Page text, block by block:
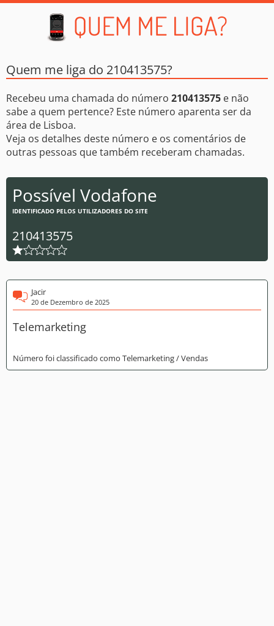
Quem me liga do 210413575?
Recebeu uma chamada do número 210413575 e não
sabe a quem pertence? Este número aparenta ser da
área de Lisboa.
Veja os detalhes deste número e os comentários de
outras pessoas que também receberam chamadas.
Possível Vodafone
IDENTIFICADO PELOS UTILIZADORES DO SITE
210413575
Jacir
20 de Dezembro de 2025
Telemarketing
Número foi classificado como Telemarketing / Vendas